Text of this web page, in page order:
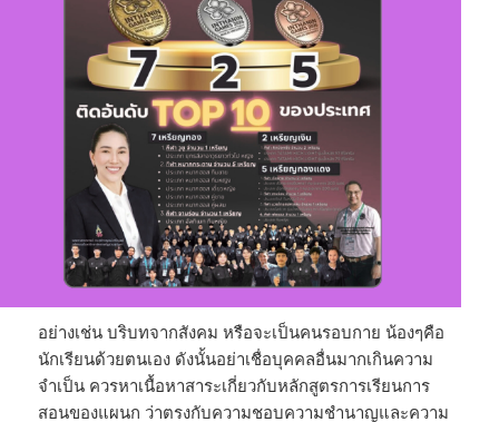
อย่างเช่น บริบทจากสังคม หรือจะเป็นคนรอบกาย น้องๆคือ
นักเรียนด้วยตนเอง ดังนั้นอย่าเชื่อบุคคลอื่นมากเกินความ
จำเป็น ควรหาเนื้อหาสาระเกี่ยวกับหลักสูตรการเรียนการ
สอนของแผนก ว่าตรงกับความชอบความชำนาญและความ